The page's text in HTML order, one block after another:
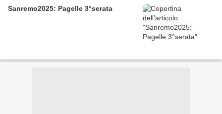
Sanremo2025: Pagelle 3°serata